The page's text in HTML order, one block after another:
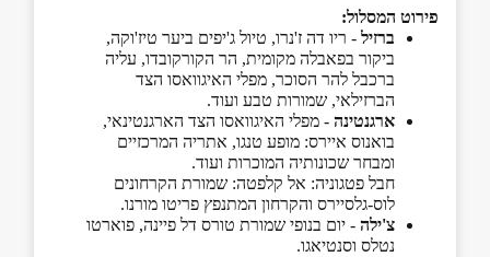
פירוט המסלול:
ברזיל - ריו דה ז'נרו, טיול ג'יפים ביער טיז'וקה,
ביקור בפאבלה מקומית, הר הקורקובדו, עליה
ברכבל להר הסוכר, מפלי האיגוואסו הצד
הברזילאי, שמורות טבע ועוד.
ארגנטינה - מפלי האיגוואסו הצד הארגנטינאי,
בואנוס איירס: מופע טנגו, אתריה המרכזיים
ומבחר שכונותיה המוכרות ועוד.
חבל פטגוניה: אל קלפטה: שמורת הקרחונים
לוס-גלסיירס והקרחון המתנפץ פריטו מורנו.
צ'ילה - יום בנופי שמורת טורס דל פיינה, פוארטו
נטלס וסנטיאגו.